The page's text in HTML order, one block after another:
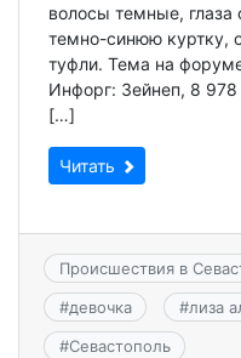
волосы темные,
темно-синюю куртку,
туфли. Тема на
Инфорг: Зейнеп, 8
[…]
Читать
Происшествия в
#девочка #лиза
#Севастополь